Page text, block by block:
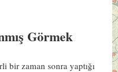
Görmek
bir zaman sonra yaptığı